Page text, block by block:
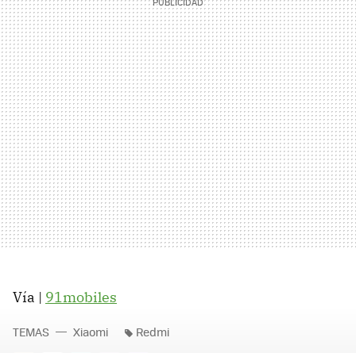
Vía | 91mobiles
TEMAS Xiaomi Redmi